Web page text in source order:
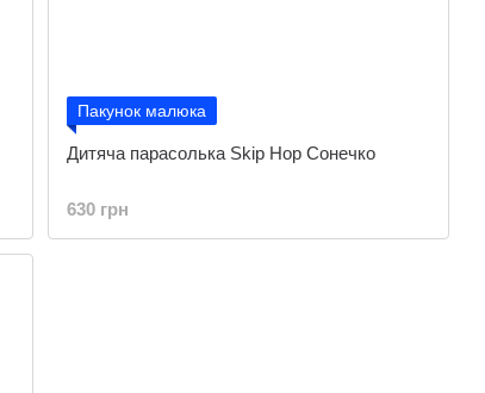
Пакунок малюка
Дитяча парасолька Skip Hop Сонечко
630 грн